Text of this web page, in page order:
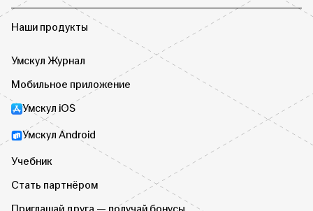
Наши продукты
Умскул Журнал
Мобильное приложение
Умскул iOS
Умскул Android
Учебник
Стать партнёром